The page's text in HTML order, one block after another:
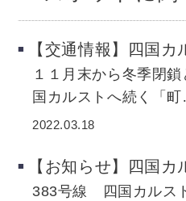
【交通情報】四国
１１月末から冬季閉
国カルストへ続く「
2022.03.18
【お知らせ】四国
383号線 四国カルス